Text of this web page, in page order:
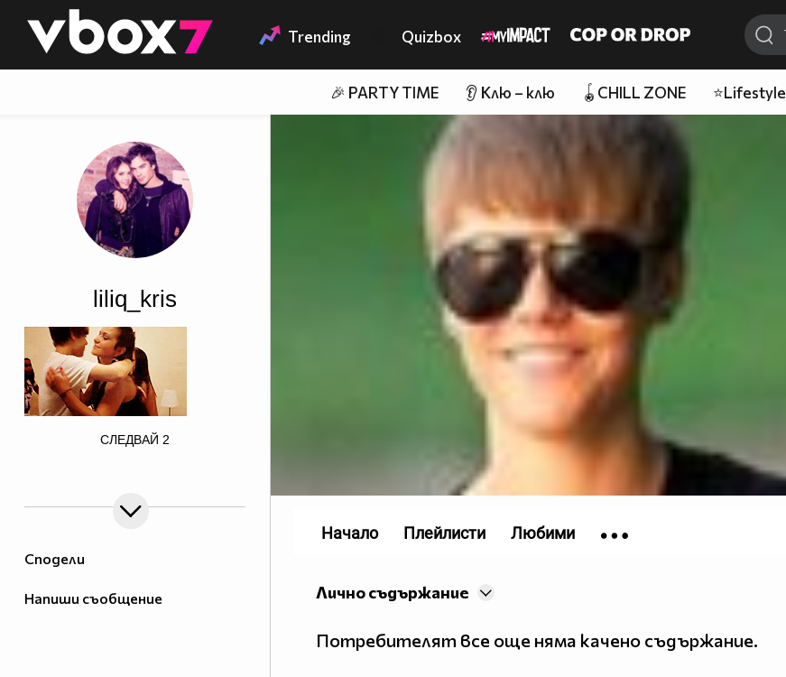
👾 Trending Quizbox
🎉 PARTY TIME 👂 Клю – клю 🪀CHILL ZONE ⭐Lifestyle
Сподели
Напиши съобщение
liliq_kris
href="http://photobucket.com/images/justin
СЛЕДВАЙ 2
Лично съдържание
Потребителят все още няма качено съдържание.
Начало Плейлисти Любими